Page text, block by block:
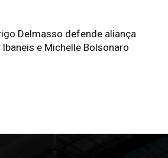
Delmasso defende aliança
e Michelle Bolsonaro